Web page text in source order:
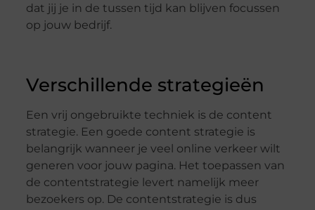
dat jij je in de tussen tijd kan blijven focussen
op jouw bedrijf.
Verschillende strategieën
Een vrij ongebruikte techniek is de content
strategie. Een goede content strategie is
belangrijk wanneer je veel online verkeer wilt
generen voor jouw pagina. Het toepassen van
de contentstrategie levert namelijk meer
bezoekers op. De contentstrategie is dus